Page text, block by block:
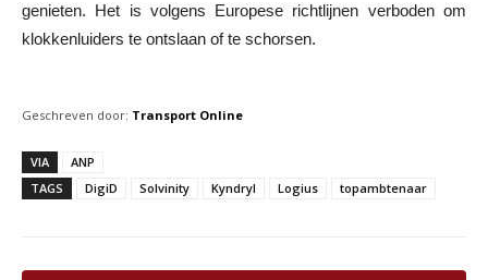
genieten. Het is volgens Europese richtlijnen verboden om
klokkenluiders te ontslaan of te schorsen.
Geschreven door: Transport Online
VIA
ANP
TAGS
DigiD Solvinity Kyndryl Logius topambtenaar